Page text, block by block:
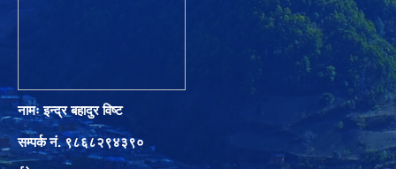
नामः इन्द्र बहादुर विष्ट
सम्पर्क नं. ९८६८२९४३९०